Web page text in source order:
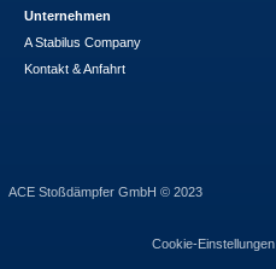
Unternehmen
A Stabilus Company
Kontakt & Anfahrt
ACE Stoßdämpfer GmbH © 2023
Cookie-Einstellungen